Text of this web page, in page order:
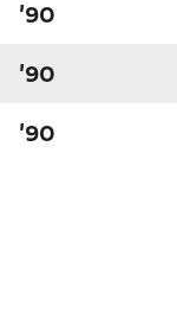
'90
'90
'90